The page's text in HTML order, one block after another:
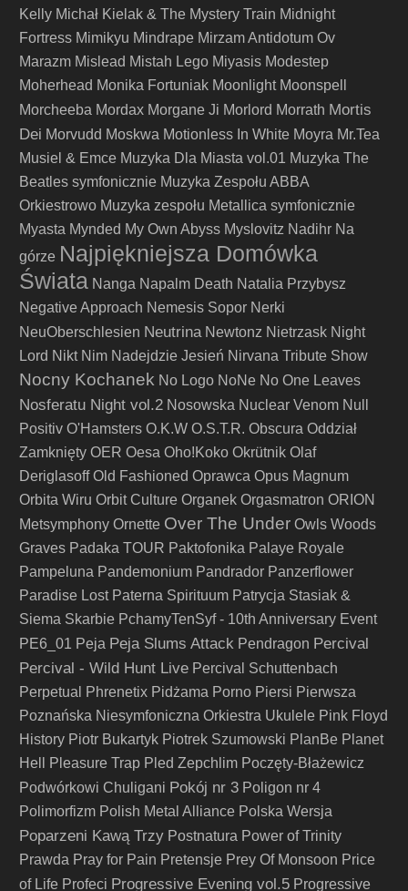
Kelly Michał Kielak & The Mystery Train Midnight
Fortress Mimikyu Mindrape Mirzam Antidotum Ov
Marazm Mislead Mistah Lego Miyasis Modestep
Moherhead Monika Fortuniak Moonlight Moonspell
Morcheeba Mordax Morgane Ji Morlord Morrath Mortis
Dei Morvudd Moskwa Motionless In White Moyra Mr.Tea
Musiel & Emce Muzyka Dla Miasta vol.01 Muzyka The
Beatles symfonicznie Muzyka Zespołu ABBA
Orkiestrowo Muzyka zespołu Metallica symfonicznie
Myasta Mynded My Own Abyss Myslovitz Nadihr Na
górze Najpiękniejsza Domówka
Świata Nanga Napalm Death Natalia Przybysz
Negative Approach Nemesis Sopor Nerki
NeuOberschlesien Neutrina Newtonz Nietrzask Night
Lord Nikt Nim Nadejdzie Jesień Nirvana Tribute Show
Nocny Kochanek No Logo NoNe No One Leaves
Nosferatu Night vol.2 Nosowska Nuclear Venom Null
Positiv O'Hamsters O.K.W O.S.T.R. Obscura Oddział
Zamknięty OER Oesa Oho!Koko Okrütnik Olaf
Deriglasoff Old Fashioned Oprawca Opus Magnum
Orbita Wiru Orbit Culture Organek Orgasmatron ORION
Metsymphony Ornette Over The Under Owls Woods
Graves Padaka TOUR Paktofonika Palaye Royale
Pampeluna Pandemonium Pandrador Panzerflower
Paradise Lost Paterna Spirituum Patrycja Stasiak &
Siema Skarbie PchamyTenSyf - 10th Anniversary Event
PE6_01 Peja Peja Slums Attack Pendragon Percival
Percival - Wild Hunt Live Percival Schuttenbach
Perpetual
Phrenetix Pidżama Porno Piersi Pierwsza
Poznańska Niesymfoniczna Orkiestra Ukulele Pink Floyd
History Piotr Bukartyk Piotrek Szumowski PlanBe Planet
Hell
Pleasure Trap Pled Zepchlim Poczęty-Błażewicz
Podwórkowi Chuligani Pokój nr 3 Poligon nr 4
Polimorfizm Polish Metal Alliance Polska Wersja
Poparzeni Kawą Trzy Postnatura Power of Trinity
Prawda Pray for Pain Pretensje Prey Of Monsoon Price
of Life Profeci Progressive Evening vol.5 Progressive